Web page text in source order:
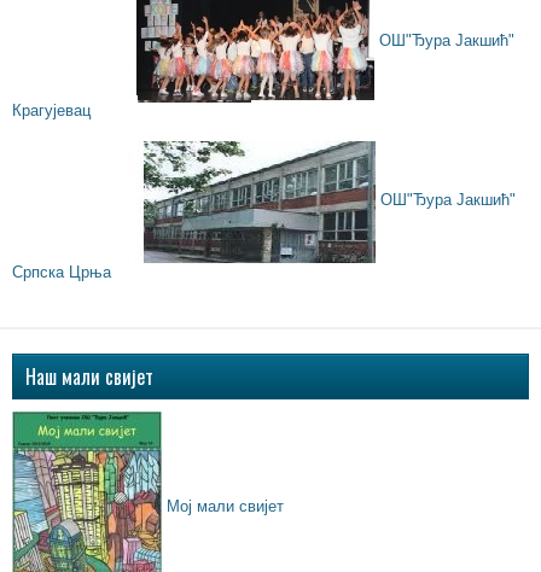
ОШ"Ђура Јакшић"
Крагујевац
ОШ"Ђура Јакшић"
Српска Црња
Наш мали свијет
Мој мали свијет